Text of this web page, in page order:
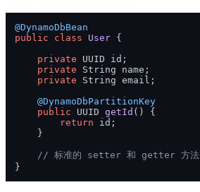
@DynamoDbBean
public
class User {
private UUID id;
private String name;
private String email;
@DynamoDbPartitionKey
public UUID getId ()
{
return id;
    }
// 标准的 setter 和 getter 方法